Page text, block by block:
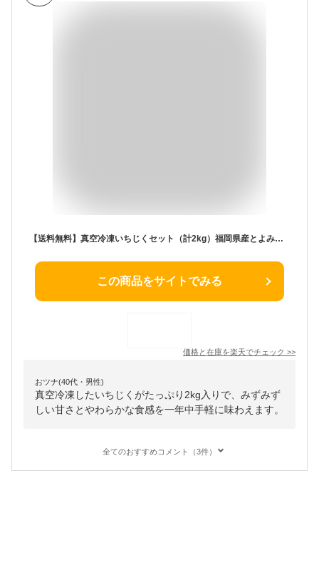
【送料無料】真空冷凍いちじくセット（計2kg）福岡県産とよみつひめ 九州産 無花果 いちぢく イチジク イチヂク 加工用 おうち時間 ジャム コンポート 冷凍果物 冷凍フルーツ フルーツ大福
この商品をサイトでみる
価格と在庫を楽天でチェック >>
おツナ(40代・男性)
真空冷凍したいちじくがたっぷり2kg入りで、みずみず
しい甘さとやわらかな食感を一年中手軽に味わえます。
全てのおすすめコメント（3件）